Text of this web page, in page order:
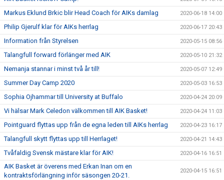
Markus Eklund Brkic blir Head Coach för AIKs damlag 2020-06-18 14:00
Philip Gjerulf klar för AIKs herrlag 2020-06-17 20:43
Information från Styrelsen 2020-05-15 08:56
Talangfull forward förlänger med AIK 2020-05-10 21:32
Nemanja stannar i minst två år till! 2020-05-07 12:49
Summer Day Camp 2020 2020-05-03 16:53
Sophia Ojhammar till University at Buffalo 2020-04-24 20:09
Vi hälsar Mark Celedon välkommen till AIK Basket! 2020-04-24 11:03
Pointguard flyttas upp från de egna leden till AIKs herrlag 2020-04-23 16:17
Talangfull skytt flyttas upp till Herrlaget! 2020-04-21 14:43
Tvåfaldig Svensk mästare klar för AIK! 2020-04-16 16:51
AIK Basket är överens med Erkan Inan om en
kontraktsförlängning inför säsongen 20-21.
2020-04-15 16:51